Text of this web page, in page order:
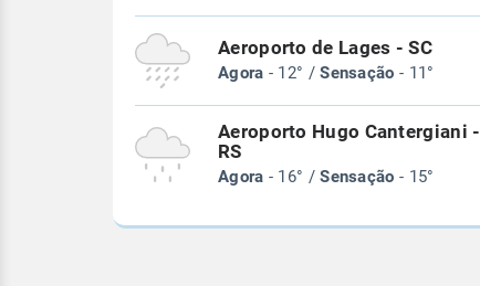
Aeroporto de Lages - SC
Agora - 12° /Sensação - 11°
Aeroporto Hugo Cantergiani -
RS
Agora - 16° /Sensação - 15°